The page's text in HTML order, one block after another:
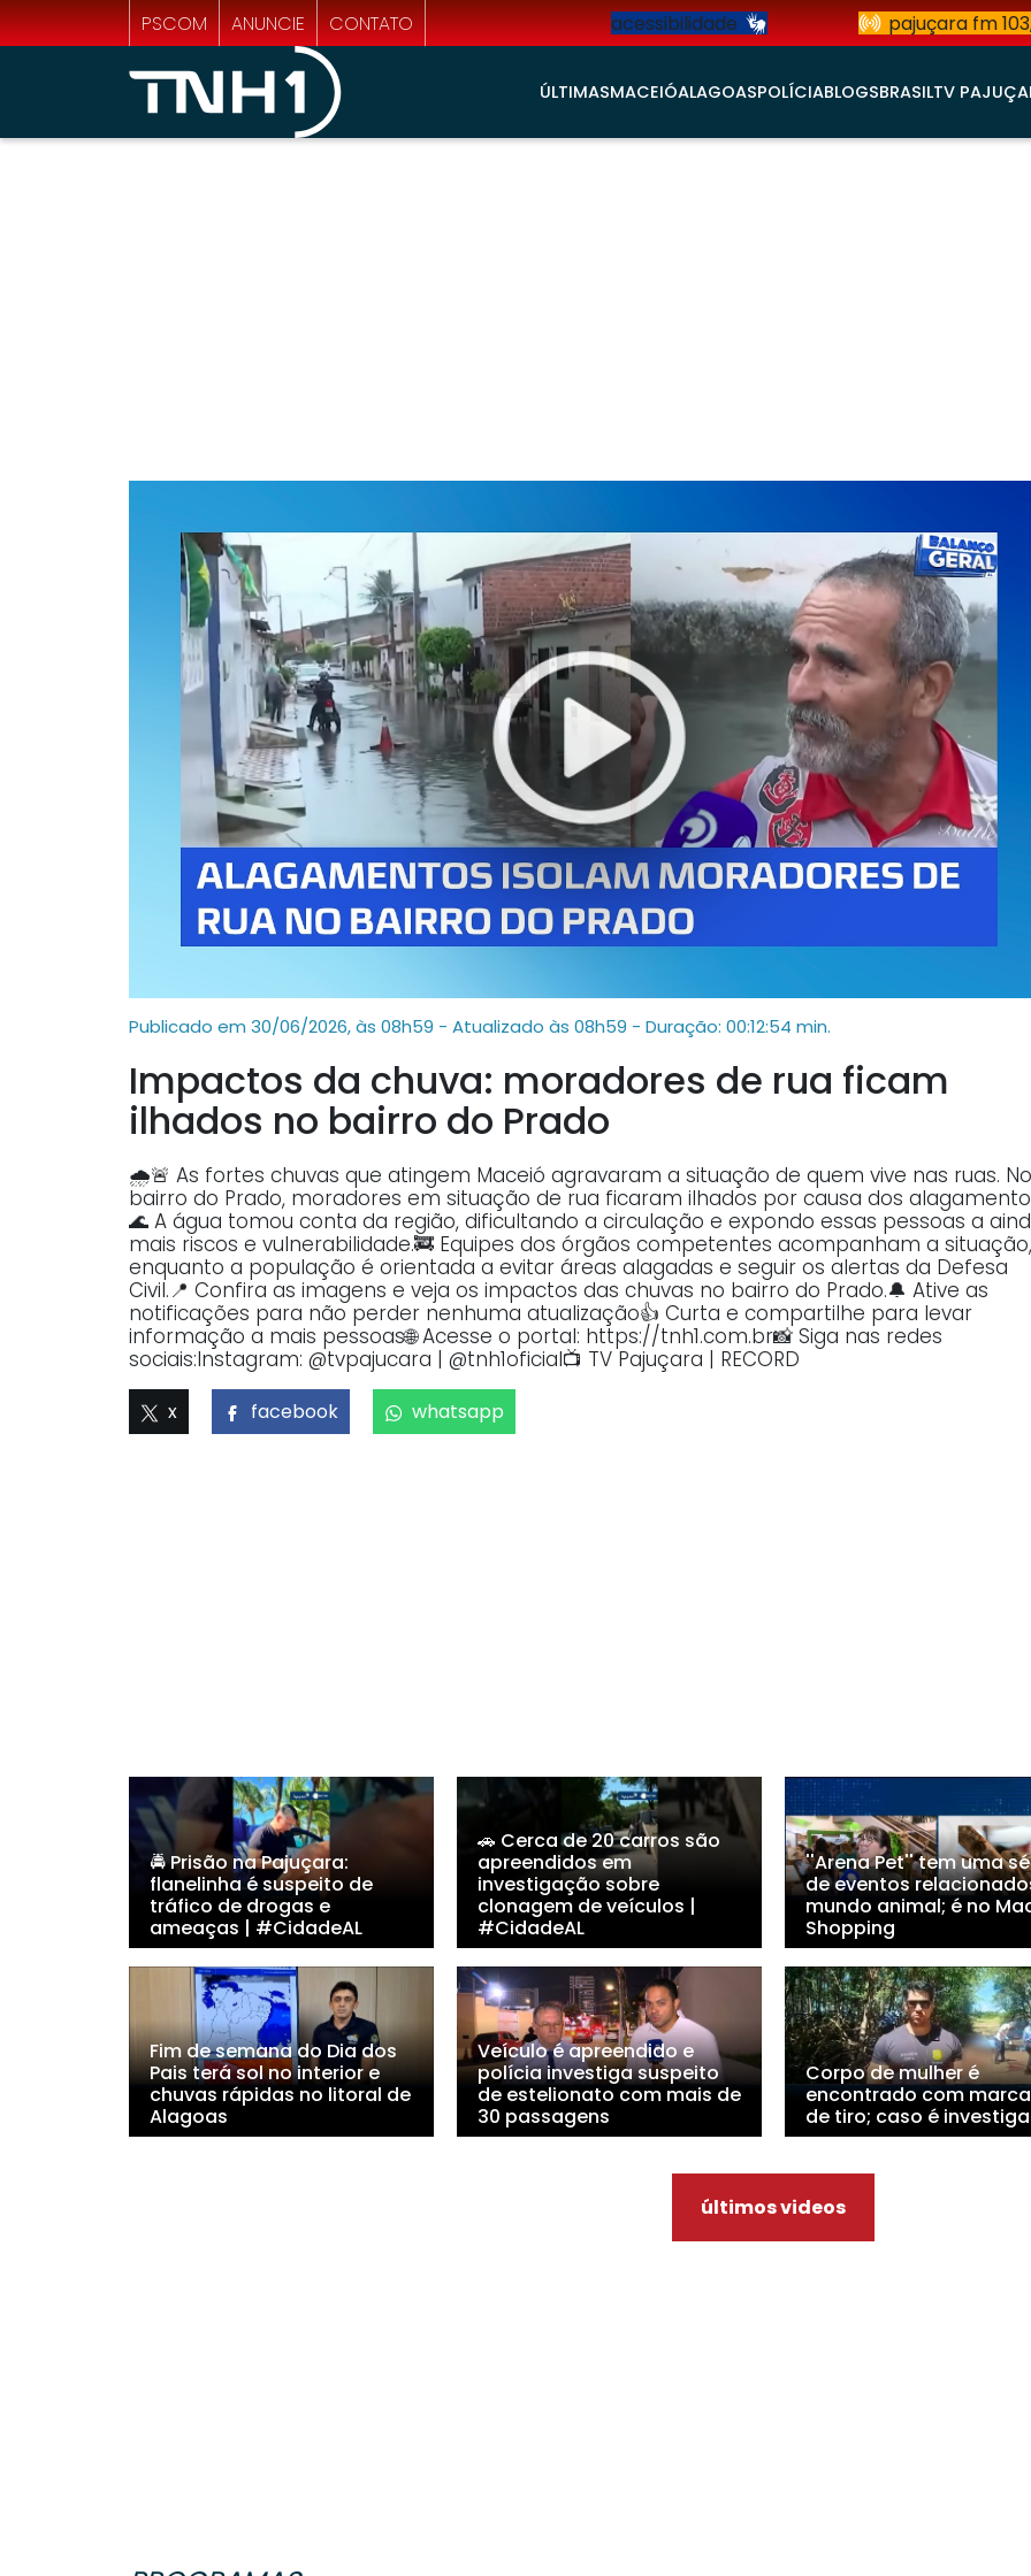
PSCOM ANUNCIE CONTATO acessibilidade pajuçara fm
ÚLTIMASMACEIÓALAGOASPOLÍCIABLOGSBRASILTV
Publicado em 30/06/2026, às 08h59 - Atualizado às 08h59 - Duração: 00:12:54 min.
Impactos da chuva: moradores de rua ficam
ilhados no bairro do Prado
🌧️🚨 As fortes chuvas que atingem Maceió agravaram a situação de quem vive nas ruas. No
bairro do Prado, moradores em situação de rua ficaram ilhados por causa dos
🌊 A água tomou conta da região, dificultando a circulação e expondo essas pessoas a
mais riscos e vulnerabilidade.🚒 Equipes dos órgãos competentes acompanham a situação,
enquanto a população é orientada a evitar áreas alagadas e seguir os alertas da Defesa
Civil.📍 Confira as imagens e veja os impactos das chuvas no bairro do Prado.🔔 Ative as
notificações para não perder nenhuma atualização👍 Curta e compartilhe para levar
informação a mais pessoas🌐 Acesse o portal: https://tnh1.com.br📸 Siga nas redes
sociais:Instagram: @tvpajucara | @tnh1oficial📺 TV Pajuçara | RECORD
x facebook whatsapp
🚔 Prisão na Pajuçara:
flanelinha é suspeito de
tráfico de drogas e
ameaças | #CidadeAL
🚗 Cerca de 20 carros são
apreendidos em
investigação sobre
clonagem de veículos |
#CidadeAL
''Arena Pet'' tem uma
de eventos
mundo animal; é no
Shopping
Fim de semana do Dia dos
Pais terá sol no interior e
chuvas rápidas no litoral de
Alagoas
Veículo é apreendido e
polícia investiga suspeito
de estelionato com mais de
30 passagens
Corpo de mulher é
encontrado com
de tiro; caso é
últimos videos